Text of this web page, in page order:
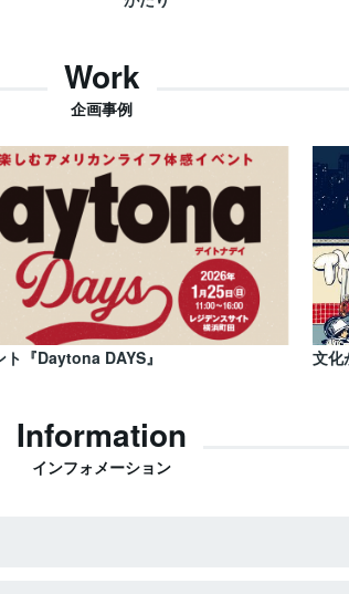
Work
企画事例
ト『Daytona DAYS』 文化
Information
インフォメーション